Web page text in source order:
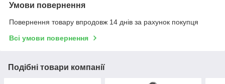
Умови повернення
Повернення товару впродовж 14 днів за рахунок покупця
Всі умови повернення
Подібні товари компанії